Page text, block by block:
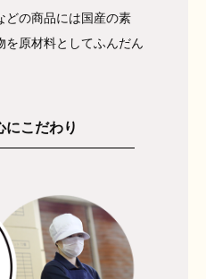
どの商品には国産の素
を原材料としてふんだん
にこだわり